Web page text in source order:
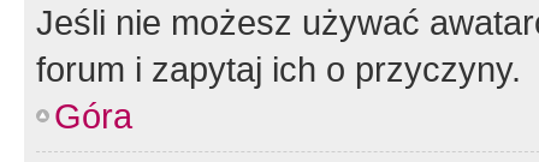
Jeśli nie możesz używać
forum i zapytaj ich o przyczyny.
Góra